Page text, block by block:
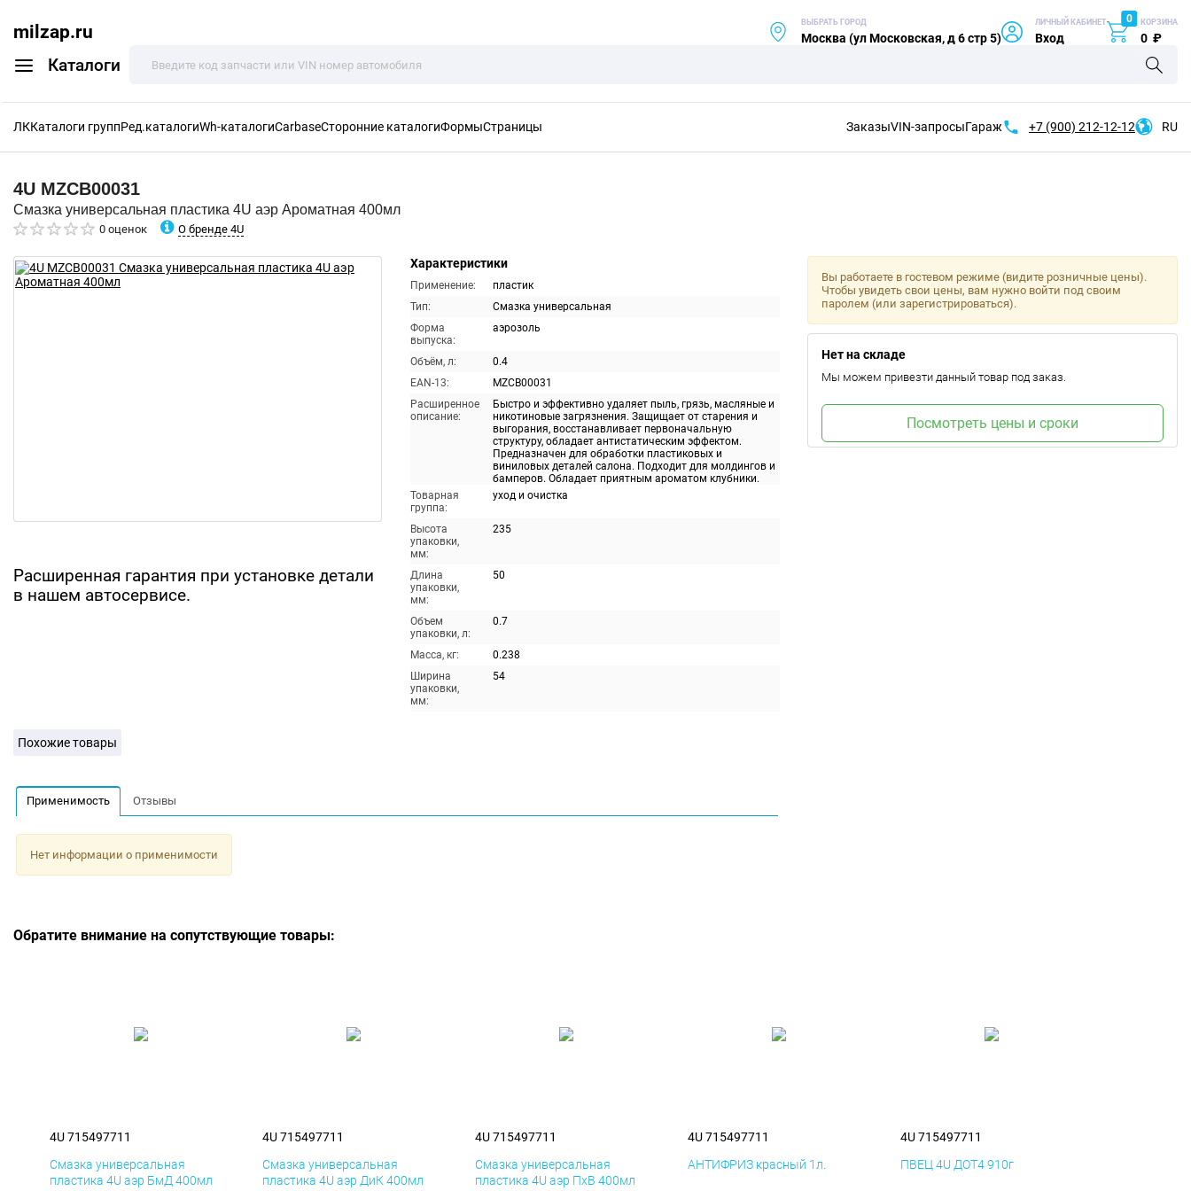
milzap.ru
Каталоги
ВЫБРАТЬ ГОРОД
Москва (ул Московская, д 6 стр 5)
ЛИЧНЫЙ КАБИНЕТ
Вход
0 КОРЗИНА
0 ₽
ЛККаталоги группРед.каталогиWh-каталогиCarbaseСторонние каталогиФормыСтраницы ЗаказыVIN-запросыГараж +7 (900) 212-12-12 RU
4U MZCB00031
Смазка универсальная пластика 4U аэр Ароматная 400мл
0 оценок О бренде 4U
Расширенная гарантия при установке детали
в нашем автосервисе.
Характеристики
Применение:
пластик
Тип:
Смазка универсальная
Форма
выпуска:
аэрозоль
Объём, л:
0.4
EAN-13:
MZCB00031
Расширенное
описание:
Быстро и эффективно удаляет пыль, грязь, масляные и
никотиновые загрязнения. Защищает от старения и
выгорания, восстанавливает первоначальную
структуру, обладает антистатическим эффектом.
Предназначен для обработки пластиковых и
виниловых деталей салона. Подходит для молдингов и
бамперов. Обладает приятным ароматом клубники.
Товарная
группа:
уход и очистка
Высота
упаковки,
мм:
235
Длина
упаковки,
мм:
50
Объем
упаковки, л:
0.7
Масса, кг:
0.238
Ширина
упаковки,
мм:
54
Вы работаете в гостевом режиме (видите розничные цены).
Чтобы увидеть свои цены, вам нужно войти под своим
паролем (или зарегистрироваться).
Нет на складе
Мы можем привезти данный товар под заказ.
Посмотреть цены и сроки
Похожие товары
Применимость Отзывы
Нет информации о применимости
Обратите внимание на сопутствующие товары:
4U 715497711
Смазка универсальная
пластика 4U аэр БмД 400мл
4U 715497711
Смазка универсальная
пластика 4U аэр ДиК 400мл
4U 715497711
Смазка универсальная
пластика 4U аэр ПхВ 400мл
4U 715497711
АНТИФРИЗ красный 1л.
4U 715497711
ПВЕЦ 4U ДОТ4 910г